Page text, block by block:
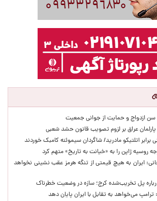
سن ازدواج و حمایت از جوانی جمعیت
عراق بر لزوم تصویب قانون حشد شعبی
اتلتیکو مادرید/ شاگردان سیموئنه کامبک خوردند
روسیه ژاپن را به «خیانت به تاریخ» متهم کرد
ایران به هیچ قیمتی از تنگه هرمز عقب نشینی نخواهد
پل تخریب‌شده کرج؛ سازه در وضعیت خطرناک
می‌خواهد به تقابل با ایران پایان دهد